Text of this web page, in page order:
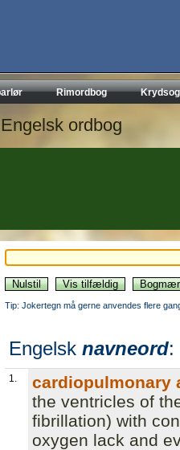
Rimordbog
Engelsk ordbog
Tip: Jokertegn må gerne anvendes flere
Engelsk navneord:
1.
cardiopulmonary
the ventricles of
fibrillation) with
oxygen lack and